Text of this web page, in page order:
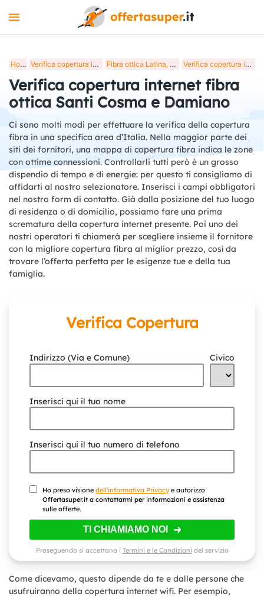
MOBILE
LUCE E GAS
STREAMING
STRUMENTI +
BLOG
Home Verifica copertura internet fibra ottica in Italia Fibra ottica Latina, verifica copertura internet Verifica copertura internet fibra ottica Santi Cosma e Damiano
Verifica copertura internet fibra
ottica Santi Cosma e Damiano
Ci sono molti modi per effettuare la verifica della copertura
fibra in una specifica area d’Italia. Nella maggior parte dei
siti dei fornitori, una mappa di copertura fibra indica le zone
con ottime connessioni. Controllarli tutti però è un grosso
dispendio di tempo e di energie: per questo ti consigliamo di
affidarti al nostro selezionatore. Inserisci i campi obbligatori
nel nostro form di contatto. Già dalla posizione del tuo luogo
di residenza o di domicilio, possiamo fare una prima
scrematura della copertura internet presente. Poi uno dei
nostri operatori ti chiamerà per scegliere insieme il fornitore
con la migliore copertura fibra al miglior prezzo, così da
trovare l’offerta perfetta per le esigenze tue e della tua
famiglia.
Verifica Copertura
Indirizzo (Via e Comune) Civico
Inserisci qui il tuo nome
Inserisci qui il tuo numero di telefono
Ho preso visionedell'informativa Privacye autorizzo
Offertasuper.it a contattarmi per informazioni e assistenza
sulle offerte.
TI CHIAMIAMO NOI
Proseguendo si accettano i Termini e le Condizioni del servizio
Come dicevamo, questo dipende da te e dalle persone che
usufruiranno della copertura internet wifi. Per esempio,